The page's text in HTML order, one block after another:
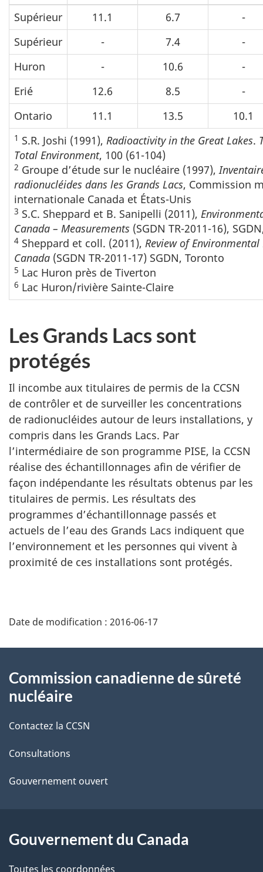
Supérieur
11.1 6.7
-
Supérieur
- 7.4
-
Huron
- 10.6
-
Erié
12.6 8.5
-
Ontario
11.1 13.5 10.1
1 S.R. Joshi (1991), Radioactivity in the Great Lakes.
Total Environment, 100 (61-104)
2 Groupe d’étude sur le nucléaire (1997),
radionucléides dans les Grands Lacs, Commission
internationale Canada et États-Unis
3 S.C. Sheppard et B. Sanipelli (2011),
Canada – Measurements (SGDN TR-2011-16),
4 Sheppard et coll. (2011), Review of
Canada (SGDN TR-2011-17) SGDN, Toronto
5 Lac Huron près de Tiverton
6 Lac Huron/rivière Sainte-Claire
Les Grands Lacs sont
protégés
Il incombe aux titulaires de permis de la CCSN
de contrôler et de surveiller les concentrations
de radionucléides autour de leurs installations, y
compris dans les Grands Lacs. Par
l’intermédiaire de son programme PISE, la CCSN
réalise des échantillonnages afin de vérifier de
façon indépendante les résultats obtenus par les
titulaires de permis. Les résultats des
programmes d’échantillonnage passés et
actuels de l’eau des Grands Lacs indiquent que
l’environnement et les personnes qui vivent à
proximité de ces installations sont protégés.
é
a
i
l
s
d
l
a
Date de modification : 2016-06-17
propos
ce
site
Commission canadienne de sûreté
nucléaire
Contactez la CCSN
Consultations
Gouvernement ouvert
Gouvernement du Canada
Toutes les coordonnées